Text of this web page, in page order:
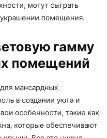
могут сыграть
помещения.
гамму
помещений
мансардных
в создании уюта и
особенности, такие как
которые обеспечивают